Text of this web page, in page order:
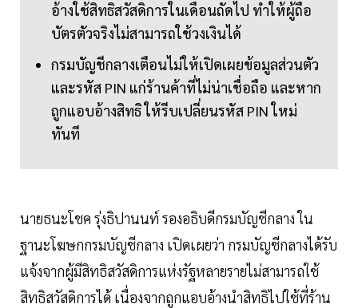
อ้างใช้สิทธิสวัสดิการในเดือนถัดไป ทำให้ผู้ถือ
บัตรตัวจริงไม่สามารถใช้วงเงินได้
กรมบัญชีกลางเตือนไม่ให้เปิดเผยข้อมูลส่วนตัว
และรหัส PIN แก่ร้านค้าที่ไม่น่าเชื่อถือ และหาก
ถูกแอบอ้างสิทธิ ให้รีบเปลี่ยนรหัส PIN ใหม่
ทันที
นายธนะโชค รุ่งธิปานนท์ รองอธิบดีกรมบัญชีกลาง ใน
ฐานะโฆษกกรมบัญชีกลาง เปิดเผยว่า กรมบัญชีกลางได้รับ
แจ้งจากผู้มีสิทธิสวัสดิการแห่งรัฐหลายรายไม่สามารถใช้
สิทธิสวัสดิการได้ เนื่องจากถูกแอบอ้างนำสิทธิไปใช้ที่ร้าน